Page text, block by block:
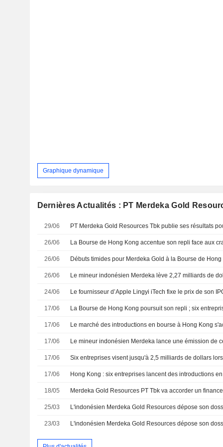
Graphique dynamique
Dernières Actualités : PT Merdeka Gold
29/06
26/06
26/06 Débuts timides pour Merdeka Gold à la Bourse de Hong
26/06
24/06
17/06
17/06
17/06
17/06
17/06
18/05
25/03
23/03